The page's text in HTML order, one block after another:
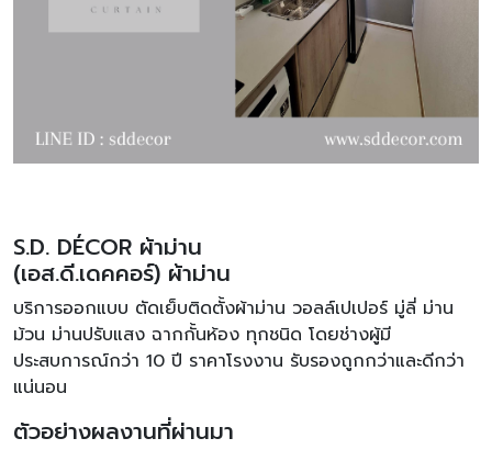
S.D. DÉCOR ผ้าม่าน
(เอส.ดี.เดคคอร์) ผ้าม่าน
บริการออกแบบ ตัดเย็บติดตั้งผ้าม่าน วอลล์เปเปอร์ มู่ลี่ ม่าน
ม้วน ม่านปรับแสง ฉากกั้นห้อง ทุกชนิด โดยช่างผู้มี
ประสบการณ์กว่า 10 ปี ราคาโรงงาน รับรองถูกกว่าและดีกว่า
แน่นอน
ตัวอย่างผลงานที่ผ่านมา